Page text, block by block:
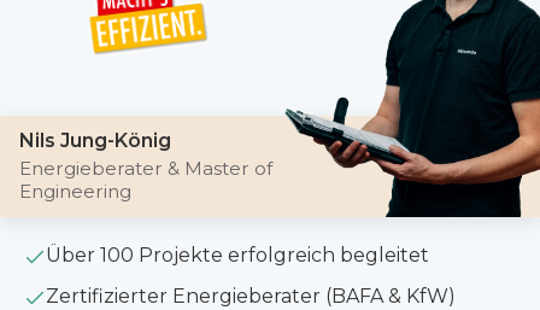
Nils Jung-König
Energieberater & Master of
Engineering
Über 100 Projekte erfolgreich begleitet
Zertifizierter Energieberater (BAFA & KfW)